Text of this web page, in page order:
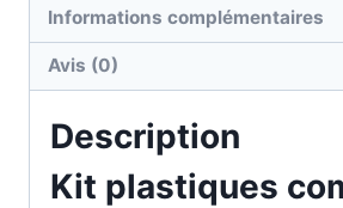
Informations complémentaires
Avis (0)
Description
Kit plastiques